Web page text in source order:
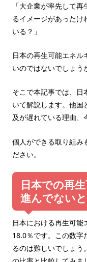
「大企業が率先して
るイメージがあったけ
いる？」
日本の再生可能エネ
いのではないでしょう
そこで本記事では、日
いて解説します。他国
及が遅れている理由、
個人ができる取り組み
ださい。
日本での再
進んでない
日本における再生可
18.0％です。この数字
るのは難しいでしょう